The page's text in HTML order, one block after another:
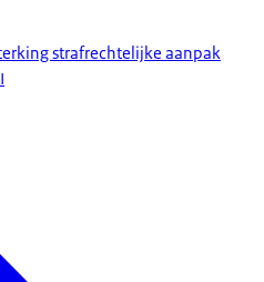
strafrechtelijke aanpak